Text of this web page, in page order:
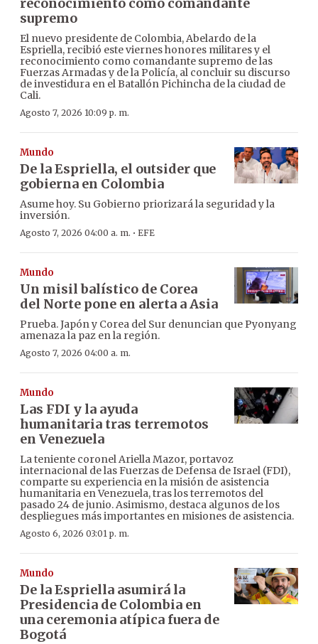
reconocimiento como comandante
supremo
El nuevo presidente de Colombia, Abelardo de la
Espriella, recibió este viernes honores militares y el
reconocimiento como comandante supremo de las
Fuerzas Armadas y de la Policía, al concluir su discurso
de investidura en el Batallón Pichincha de la ciudad de
Cali.
Agosto 7, 2026 10:09 p. m.
Mundo
De la Espriella, el outsider que
gobierna en Colombia
Asume hoy. Su Gobierno priorizará la seguridad y la
inversión.
Agosto 7, 2026 04:00 a. m. · EFE
Mundo
Un misil balístico de Corea
del Norte pone en alerta a Asia
Prueba. Japón y Corea del Sur denuncian que Pyonyang
amenaza la paz en la región.
Agosto 7, 2026 04:00 a. m.
Mundo
Las FDI y la ayuda
humanitaria tras terremotos
en Venezuela
La teniente coronel Ariella Mazor, portavoz
internacional de las Fuerzas de Defensa de Israel (FDI),
comparte su experiencia en la misión de asistencia
humanitaria en Venezuela, tras los terremotos del
pasado 24 de junio. Asimismo, destaca algunos de los
despliegues más importantes en misiones de asistencia.
Agosto 6, 2026 03:01 p. m.
Mundo
De la Espriella asumirá la
Presidencia de Colombia en
una ceremonia atípica fuera de
Bogotá